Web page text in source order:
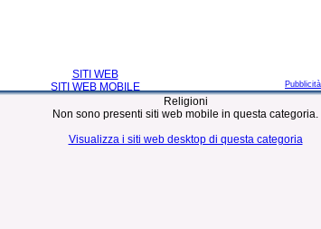
SITI WEB
SITI WEB MOBILE
Pubblicità
Religioni
Non sono presenti siti web mobile in questa categoria.
Visualizza i siti web desktop di questa categoria